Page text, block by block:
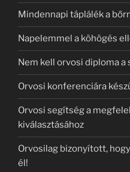
Mindennapi táplálék a
Napelemmel a köhögés
Nem kell orvosi diploma
Orvosi konferenciára
Orvosi segítség a
kiválasztásához
Orvosilag bizonyított,
él!